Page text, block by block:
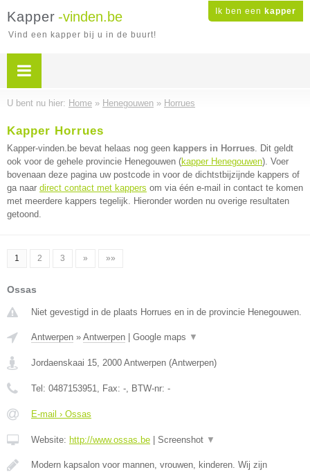
Ik ben een kapper
Kapper -vinden.be
Vind een kapper bij u in de buurt!
U bent nu hier: Home » Henegouwen » Horrues
Kapper Horrues
Kapper-vinden.be bevat helaas nog geen kappers in Horrues. Dit geldt
ook voor de gehele provincie Henegouwen (kapper Henegouwen). Voer
bovenaan deze pagina uw postcode in voor de dichtstbijzijnde kappers of
ga naar direct contact met kappers om via één e-mail in contact te komen
met meerdere kappers tegelijk. Hieronder worden nu overige resultaten
getoond.
1 2 3 » »»
Ossas
Niet gevestigd in de plaats Horrues en in de provincie Henegouwen.
Antwerpen » Antwerpen Google maps ▼
Jordaenskaai 15, 2000 Antwerpen (Antwerpen)
Tel: 0487153951, Fax: -, BTW-nr: -
E-mail › Ossas
Website: http://www.ossas.be Screenshot ▼
Modern kapsalon voor mannen, vrouwen, kinderen. Wij zijn